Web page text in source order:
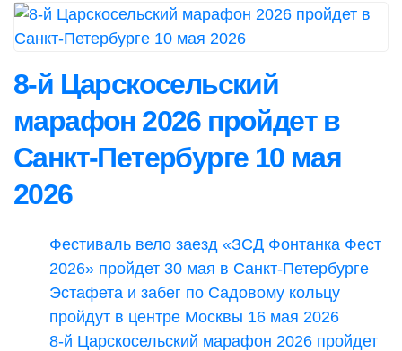
8-й Царскосельский
марафон 2026 пройдет в
Санкт-Петербурге 10 мая
2026
Фестиваль вело заезд «ЗСД Фонтанка Фест
2026» пройдет 30 мая в Санкт-Петербурге
Эстафета и забег по Садовому кольцу
пройдут в центре Москвы 16 мая 2026
8-й Царскосельский марафон 2026 пройдет